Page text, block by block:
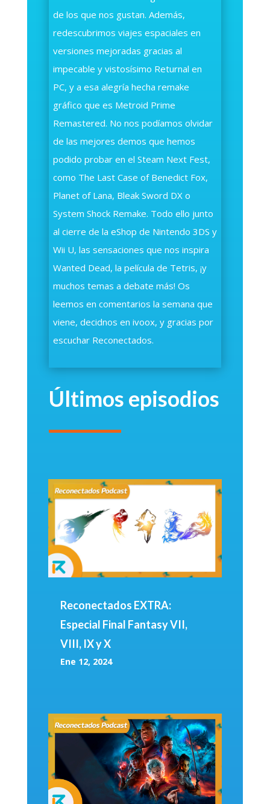
de los que nos gustan. Además,
redescubrimos viajes espaciales en
versiones mejoradas gracias al
impecable y vistosísimo Returnal en
PC, y a esa alegría hecha remake
gráfico que es Metroid Prime
Remastered. No nos podíamos olvidar
de las mejores demos que hemos
podido probar en el Steam Next Fest,
como The Last Case of Benedict Fox,
Planet of Lana, Bleak Sword DX o
System Shock Remake. Todo ello junto
al cierre de la eShop de Nintendo 3DS y
Wii U, las sensaciones que nos inspira
Wanted Dead, la película de Tetris, ¡y
muchos temas a debate más! Os
leemos en comentarios la semana que
viene, decidnos en ivoox, y gracias por
escuchar Reconectados.
Últimos episodios
Reconectados EXTRA:
Especial Final Fantasy VII,
VIII, IX y X
Ene 12, 2024